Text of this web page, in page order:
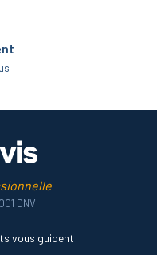
DNV
vous guident